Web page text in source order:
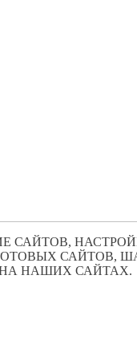
САЙТОВ,
САЙТОВ,
НАШИХ САЙТАХ.